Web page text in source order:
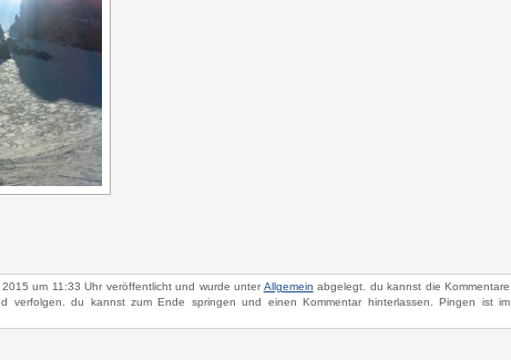
um 11:33 Uhr veröffentlicht und wurde unter Allgemein abgelegt. du kannst die Kommentare
verfolgen. du kannst zum Ende springen und einen Kommentar hinterlassen. Pingen ist im